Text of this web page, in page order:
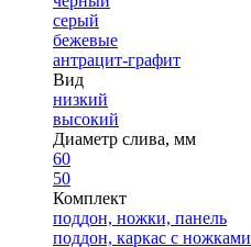
серый
бежевые
антрацит-графит
Вид
низкий
высокий
Диаметр слива, мм
60
50
Комплект
поддон, ножки, панель
поддон, каркас с ножками